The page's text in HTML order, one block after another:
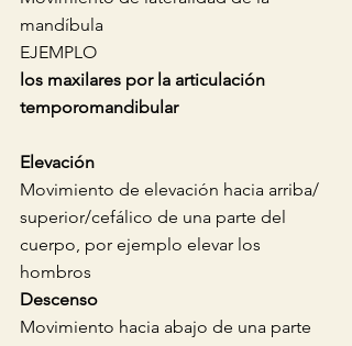
mandíbula
EJEMPLO
los maxilares por la articulación
temporomandibular
Elevación
Movimiento de elevación hacia arriba/
superior/cefálico de una parte del
cuerpo, por ejemplo elevar los
hombros
Descenso
Movimiento hacia abajo de una parte